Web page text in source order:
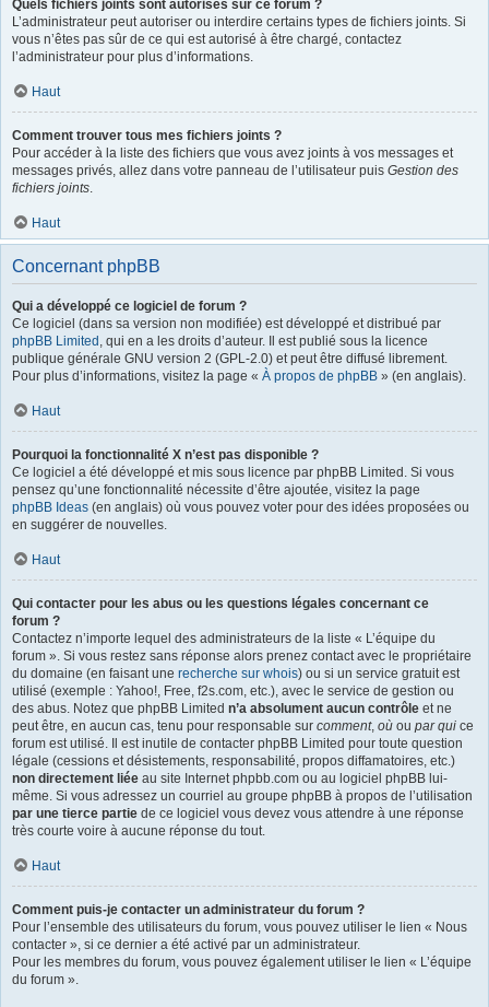
Quels fichiers joints sont autorisés sur ce forum ?
L’administrateur peut autoriser ou interdire certains types de fichiers joints. Si
vous n’êtes pas sûr de ce qui est autorisé à être chargé, contactez
l’administrateur pour plus d’informations.
Haut
Comment trouver tous mes fichiers joints ?
Pour accéder à la liste des fichiers que vous avez joints à vos messages et
messages privés, allez dans votre panneau de l’utilisateur puis Gestion des
fichiers joints.
Haut
Concernant phpBB
Qui a développé ce logiciel de forum ?
Ce logiciel (dans sa version non modifiée) est développé et distribué par
phpBB Limited , qui en a les droits d’auteur. Il est publié sous la licence
publique générale GNU version 2 (GPL-2.0) et peut être diffusé librement.
Pour plus d’informations, visitez la page « À propos de phpBB » (en anglais).
Haut
Pourquoi la fonctionnalité X n’est pas disponible ?
Ce logiciel a été développé et mis sous licence par phpBB Limited. Si vous
pensez qu’une fonctionnalité nécessite d’être ajoutée, visitez la page
phpBB Ideas (en anglais) où vous pouvez voter pour des idées proposées ou
en suggérer de nouvelles.
Haut
Qui contacter pour les abus ou les questions légales concernant ce
forum ?
Contactez n’importe lequel des administrateurs de la liste « L’équipe du
forum ». Si vous restez sans réponse alors prenez contact avec le propriétaire
du domaine (en faisant une recherche sur whois) ou si un service gratuit est
utilisé (exemple : Yahoo!, Free, f2s.com, etc.), avec le service de gestion ou
des abus. Notez que phpBB Limited n’a absolument aucun contrôle et ne
peut être, en aucun cas, tenu pour responsable sur comment, où ou par qui ce
forum est utilisé. Il est inutile de contacter phpBB Limited pour toute question
légale (cessions et désistements, responsabilité, propos diffamatoires, etc.)
non directement liée au site Internet phpbb.com ou au logiciel phpBB lui-
même. Si vous adressez un courriel au groupe phpBB à propos de l’utilisation
par une tierce partie de ce logiciel vous devez vous attendre à une réponse
très courte voire à aucune réponse du tout.
Haut
Comment puis-je contacter un administrateur du forum ?
Pour l’ensemble des utilisateurs du forum, vous pouvez utiliser le lien « Nous
contacter », si ce dernier a été activé par un administrateur.
Pour les membres du forum, vous pouvez également utiliser le lien « L’équipe
du forum ».